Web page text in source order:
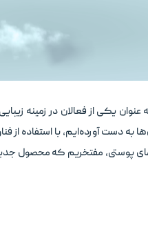
یکی از فعالان در زمینه
به دست آورده‌ایم، با استفاده از